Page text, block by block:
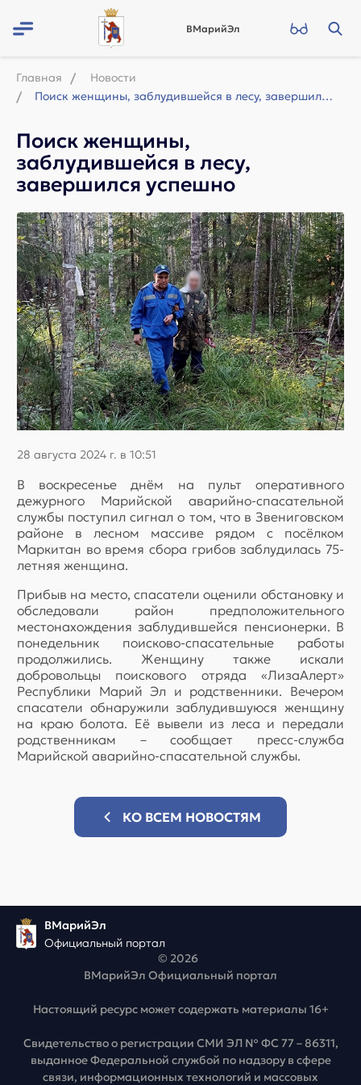
ВМарийЭл
Главная
Новости
Поиск женщины, заблудившейся в лесу, завершился успешно
Поиск женщины,
заблудившейся в лесу,
завершился успешно
28 августа 2024 г. в 10:51
В воскресенье днём на пульт оперативного
дежурного Марийской аварийно-спасательной
службы поступил сигнал о том, что в Звениговском
районе в лесном массиве рядом с посёлком
Маркитан во время сбора грибов заблудилась 75-
летняя женщина.
Прибыв на место, спасатели оценили обстановку и
обследовали район предположительного
местонахождения заблудившейся пенсионерки. В
понедельник поисково-спасательные работы
продолжились. Женщину также искали
добровольцы поискового отряда «ЛизаАлерт»
Республики Марий Эл и родственники. Вечером
спасатели обнаружили заблудившуюся женщину
на краю болота. Её вывели из леса и передали
родственникам – сообщает пресс-служба
Марийской аварийно-спасательной службы.
КО ВСЕМ НОВОСТЯМ
ВМарийЭл
Официальный портал
© 2026
ВМарийЭл Официальный портал
Настоящий ресурс может содержать материалы 16+
Свидетельство о регистрации СМИ ЭЛ № ФС 77 – 86311,
выданное Федеральной службой по надзору в сфере
связи, информационных технологий и массовых